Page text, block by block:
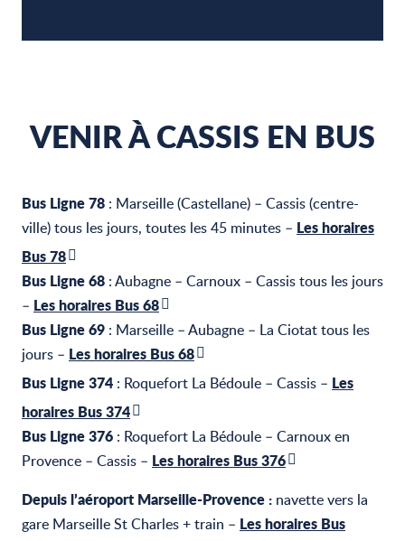
VENIR À CASSIS EN BUS
Bus Ligne 78 : Marseille (Castellane) – Cassis (centre-
ville) tous les jours, toutes les 45 minutes – Les horaires
Bus 78
Bus Ligne 68 : Aubagne – Carnoux – Cassis tous les jours
– Les horaires Bus 68
Bus Ligne 69 : Marseille – Aubagne – La Ciotat tous les
jours – Les horaires Bus 68
Bus Ligne 374 : Roquefort La Bédoule – Cassis – Les
horaires Bus 374
Bus Ligne 376 : Roquefort La Bédoule – Carnoux en
Provence – Cassis – Les horaires Bus 376
Depuis l’aéroport Marseille-Provence : navette vers la
gare Marseille St Charles + train – Les horaires Bus